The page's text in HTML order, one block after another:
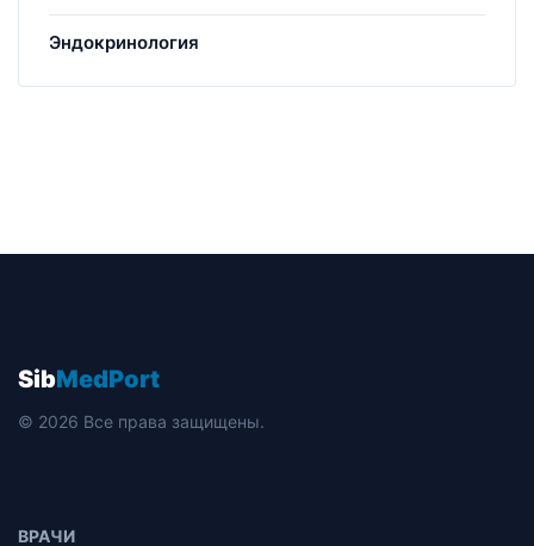
Эндокринология
SibMedPort
© 2026 Все права защищены.
ВРАЧИ